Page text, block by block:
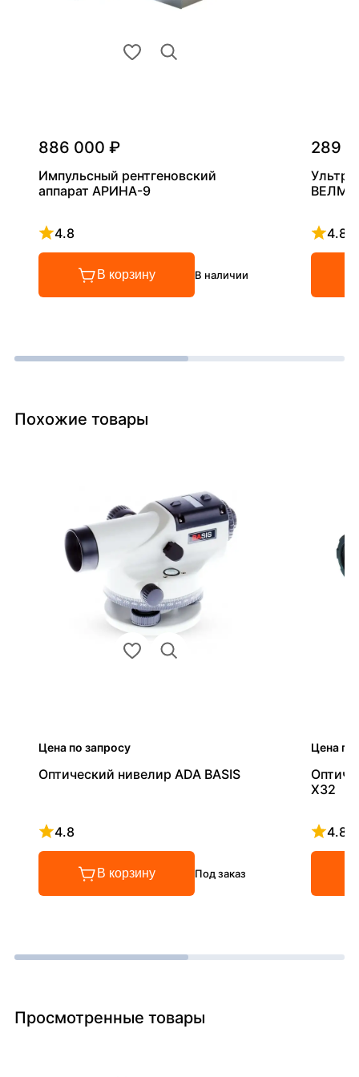
886 000 ₽
Импульсный рентгеновский
аппарат АРИНА-9
4.8
Рейтинг 4.8 из 5
В корзину В наличии
289
4.8
Похожие товары
Цена по запросу
Оптический нивелир ADA BASIS
4.8
Рейтинг 4.8 из 5
В корзину Под заказ
Цена по
X32
4.8
Просмотренные товары